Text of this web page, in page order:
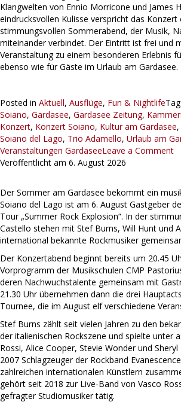
Klangwelten von Ennio Morricone und James
eindrucksvollen Kulisse verspricht das Konzert
stimmungsvollen Sommerabend, der Musik,
miteinander verbindet. Der Eintritt ist frei und
Veranstaltung zu einem besonderen Erlebnis
ebenso wie für Gäste im Urlaub am Gardasee.
Posted in Aktuell, Ausflüge, Fun & Nightlife
Soiano, Gardasee, Gardasee Zeitung,
Konzert, Konzert Soiano, Kultur am Gardasee,
Soiano del Lago, Trio Adamello, Urlaub am
Veranstaltungen GardaseeLeave a Comment
Veröffentlicht am 6. August 2026
Der Sommer am Gardasee bekommt ein
Soiano del Lago ist am 6. August Gastgeber
Tour „Summer Rock Explosion“. In der
Castello stehen mit Stef Burns, Will Hunt und
international bekannte Rockmusiker
Der Konzertabend beginnt bereits um 20.45
Vorprogramm der Musikschulen CMP
deren Nachwuchstalente gemeinsam mit
21.30 Uhr übernehmen dann die drei
Tournee, die im August elf verschiedene
Stef Burns zählt seit vielen Jahren zu den
der italienischen Rockszene und spielte unter
Rossi, Alice Cooper, Stevie Wonder und
2007 Schlagzeuger der Rockband
zahlreichen internationalen Künstlern
gehört seit 2018 zur Live-Band von Vasco
gefragter Studiomusiker tätig.